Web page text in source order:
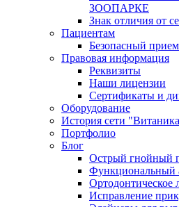
ЗООПАРКЕ
Знак отличия от
Пациентам
Безопасный прием
Правовая информация
Реквизиты
Наши лицензии
Сертификаты и
Оборудование
История сети
Портфолио
Блог
Острый гнойный
Функциональный
Ортодонтическое
Исправление